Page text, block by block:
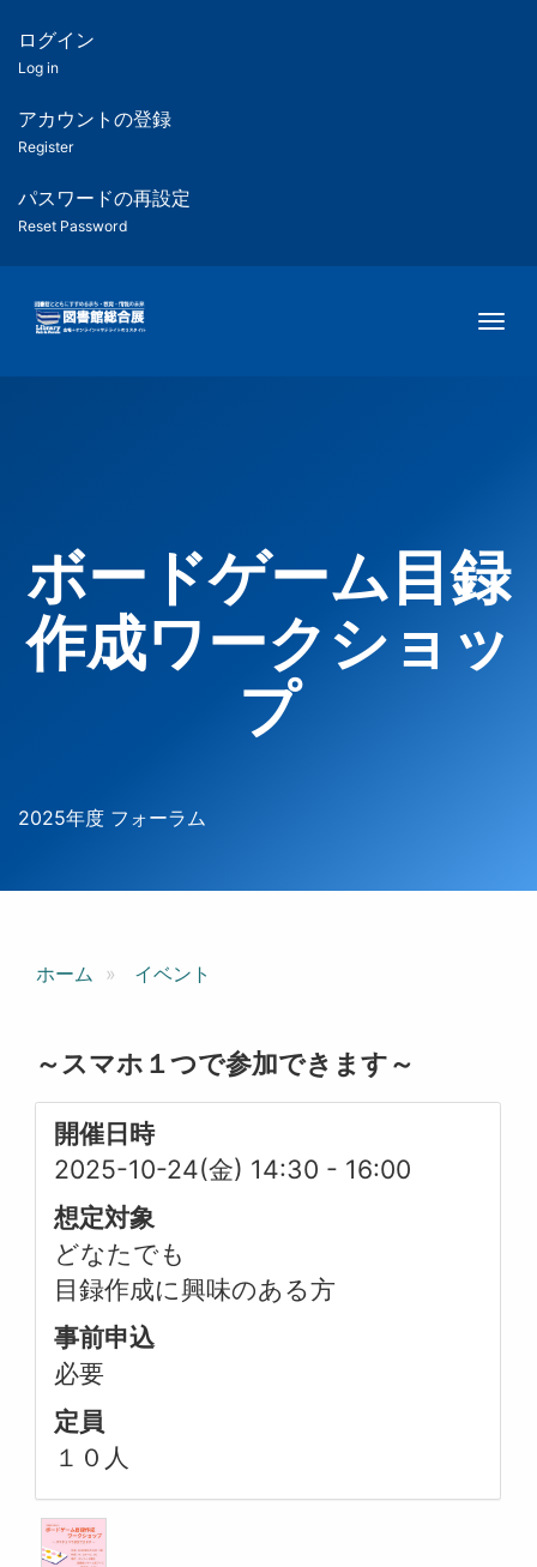
ツ
匿
名
ユ
ー
ー
用
メ
ログイン
Log in
アカウントの登録
Register
パスワードの再設定
Reset Password
ボードゲーム目録
作成ワークショッ
プ
2025年度 フォーラム
ホーム イベント
～スマホ１つで参加できます～
開催日時
2025-10-24(金) 14:30 - 16:00
想定対象
どなたでも
目録作成に興味のある方
事前申込
必要
定員
１０人